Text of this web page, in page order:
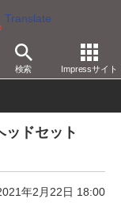
Translate
検索 Impressサイト
ッドセット
年2月22日 18:00